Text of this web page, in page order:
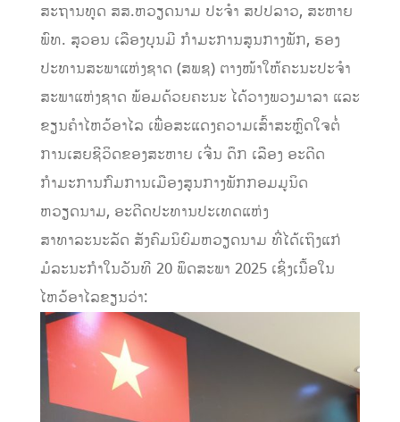
ສະຖານທູດ ສສ.ຫວຽດນາມ ປະຈຳ ສປປລາວ, ສະຫາຍ
ພົທ. ສຸວອນ ເລືອງບຸນມີ ກໍາມະການສູນກາງພັກ, ຮອງ
ປະທານສະພາແຫ່ງຊາດ (ສພຊ) ຕາງໜ້າໃຫ້ຄະນະປະຈຳ
ສະພາແຫ່ງຊາດ ພ້ອມດ້ວຍຄະນະ ໄດ້ວາງພວງມາລາ ແລະ
ຂຽນຄຳໄຫວ້ອາໄລ ເພື່ອສະແດງຄວາມເສົ້າສະຫຼົດໃຈຕໍ່
ການເສຍຊີວິດຂອງສະຫາຍ ເຈີ່ນ ດຶກ ເລືອງ ອະດີດ
ກຳມະການກົມການເມືອງສູນກາງພັກກອມມູນິດ
ຫວຽດນາມ, ອະດີດປະທານປະເທດແຫ່ງ
ສາທາລະນະລັດ ສັງຄົມນິຍົມຫວຽດນາມ ທີ່ໄດ້ເຖິງແກ່
ມໍລະນະກຳໃນວັນທີ 20 ພຶດສະພາ 2025 ເຊິ່ງເນື້ອໃນ
ໄຫວ້ອາໄລຂຽນວ່າ: